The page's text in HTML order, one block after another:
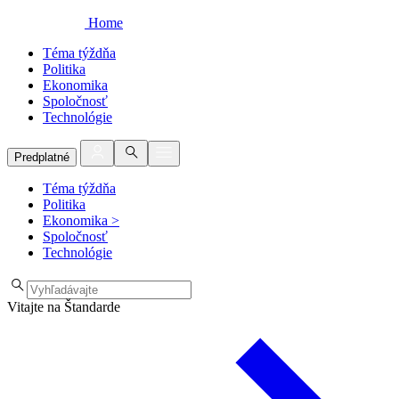
Home
Téma týždňa
Politika
Ekonomika
Spoločnosť
Technológie
Predplatné
Téma týždňa
Politika
Ekonomika >
Spoločnosť
Technológie
Vitajte na Štandarde